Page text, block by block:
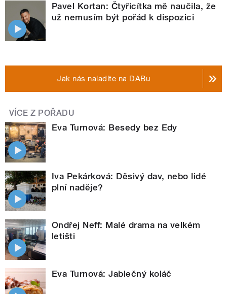
Pavel Kortan: Čtyřicítka mě naučila, že
už nemusím být pořád k dispozici
Jak nás naladíte na DABu
VÍCE Z POŘADU
Eva Turnová: Besedy bez Edy
Iva Pekárková: Děsivý dav, nebo lidé
plní naděje?
Ondřej Neff: Malé drama na velkém
letišti
Eva Turnová: Jablečný koláč